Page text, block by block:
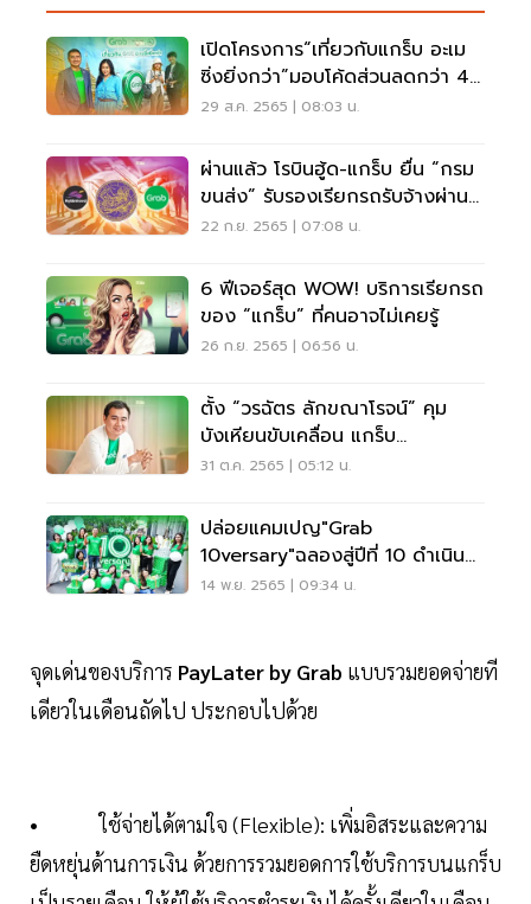
เปิดโครงการ“เที่ยวกับแกร็บ อะเม
ซิ่งยิ่งกว่า”มอบโค้ดส่วนลดกว่า 4
ล้านบาท
29 ส.ค. 2565 | 08:03 น.
ผ่านแล้ว โรบินฮู้ด-แกร็บ ยื่น “กรม
ขนส่ง” รับรองเรียกรถรับจ้างผ่าน
แอป
22 ก.ย. 2565 | 07:08 น.
6 ฟีเจอร์สุด WOW! บริการเรียกรถ
ของ “แกร็บ” ที่คนอาจไม่เคยรู้
26 ก.ย. 2565 | 06:56 น.
ตั้ง “วรฉัตร ลักขณาโรจน์” คุม
บังเหียนขับเคลื่อน แกร็บ
ประเทศไทย
31 ต.ค. 2565 | 05:12 น.
ปล่อยแคมเปญ"Grab
10versary"ฉลองสู่ปีที่ 10 ดำเนิน
ธุรกิจในไทย
14 พ.ย. 2565 | 09:34 น.
จุดเด่นของบริการ PayLater by Grab แบบรวมยอดจ่ายที
เดียวในเดือนถัดไป ประกอบไปด้วย
• ใช้จ่ายได้ตามใจ (Flexible): เพิ่มอิสระและความ
ยืดหยุ่นด้านการเงิน ด้วยการรวมยอดการใช้บริการบนแกร็บ